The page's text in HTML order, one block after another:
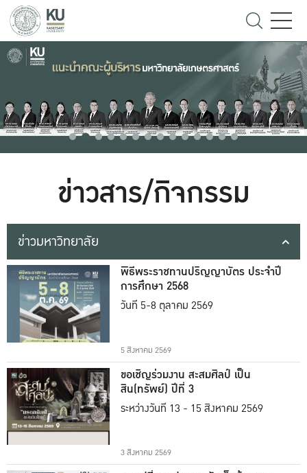
ข่าวสาร/กิจกรรม
ข่าวมหาวิทยาลัย
พิธีพระราชทานปริญญาบัตร ประจำปี
การศึกษา 2568
วันที่ 5-8 ตุลาคม 2569
5 สิงหาคม 2569
ขอเชิญร่วมงาน สะสมศิลป์ เป็น
สิน(ทรัพย์) ปีที่ 3
ระหว่างวันที่ 13 - 15 สิงหาคม 2569
3 สิงหาคม 2569